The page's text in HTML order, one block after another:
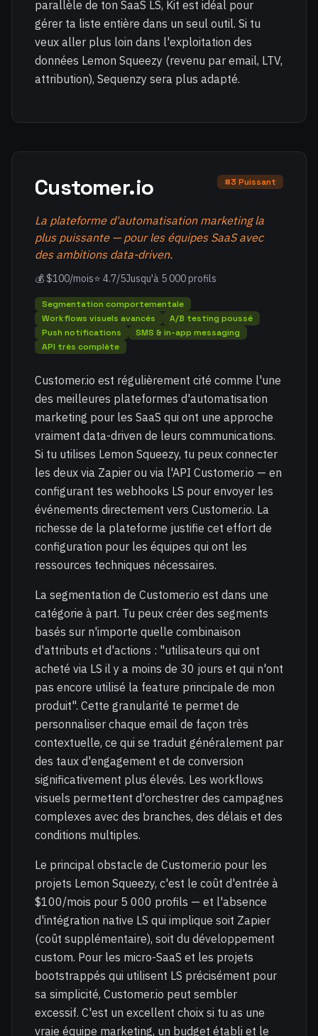
parallèle de ton SaaS LS, Kit est idéal pour
gérer ta liste entière dans un seul outil. Si tu
veux aller plus loin dans l'exploitation des
données Lemon Squeezy (revenu par email, LTV,
attribution), Sequenzy sera plus adapté.
Customer.io #3 Puissant
La plateforme d'automatisation marketing la
plus puissante — pour les équipes SaaS avec
des ambitions data-driven.
💰 $100/mois⭐ 4.7/5Jusqu'à 5 000 profils
Segmentation comportementale
Workflows visuels avancés
A/B testing poussé
Push notifications
SMS & in-app messaging
API très complète
Customer.io est régulièrement cité comme l'une
des meilleures plateformes d'automatisation
marketing pour les SaaS qui ont une approche
vraiment data-driven de leurs communications.
Si tu utilises Lemon Squeezy, tu peux connecter
les deux via Zapier ou via l'API Customer.io — en
configurant tes webhooks LS pour envoyer les
événements directement vers Customer.io. La
richesse de la plateforme justifie cet effort de
configuration pour les équipes qui ont les
ressources techniques nécessaires.
La segmentation de Customer.io est dans une
catégorie à part. Tu peux créer des segments
basés sur n'importe quelle combinaison
d'attributs et d'actions : "utilisateurs qui ont
acheté via LS il y a moins de 30 jours et qui n'ont
pas encore utilisé la feature principale de mon
produit". Cette granularité te permet de
personnaliser chaque email de façon très
contextuelle, ce qui se traduit généralement par
des taux d'engagement et de conversion
significativement plus élevés. Les workflows
visuels permettent d'orchestrer des campagnes
complexes avec des branches, des délais et des
conditions multiples.
Le principal obstacle de Customer.io pour les
projets Lemon Squeezy, c'est le coût d'entrée à
$100/mois pour 5 000 profils — et l'absence
d'intégration native LS qui implique soit Zapier
(coût supplémentaire), soit du développement
custom. Pour les micro-SaaS et les projets
bootstrappés qui utilisent LS précisément pour
sa simplicité, Customer.io peut sembler
excessif. C'est un excellent choix si tu as une
vraie équipe marketing, un budget établi et le